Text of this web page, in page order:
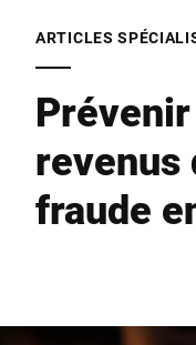
Expérience
Entreprise
Amérique
Australie
ARTICLES
revenus
fraude